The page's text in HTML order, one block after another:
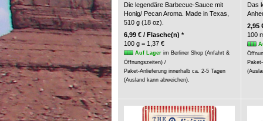
Die legendäre Barbecue-Sauce mit
Honig/ Pecan Aroma. Made in Texas,
510 g (18 oz).
6,99 € / Flasche(n) *
100 g = 1,37 €
Auf Lagerim Berliner Shop (Anfahrt &
Öffnungszeiten) /
Paket-Anlieferung innerhalb ca. 2-5 Tagen
(Ausland kann abweichen).
Das
2,95
100